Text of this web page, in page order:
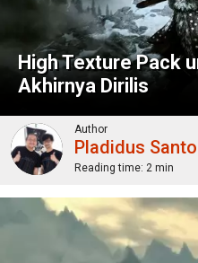
High Texture Pack
Akhirnya Dirilis
Author
Pladidus
Reading time: 2 min